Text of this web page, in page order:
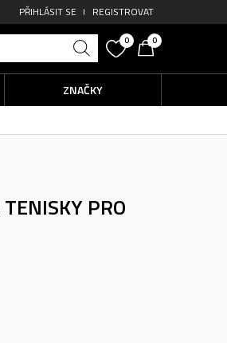
PŘIHLÁSIT SE REGISTROVAT
0 0
ZNAČKY
TENISKY PRO